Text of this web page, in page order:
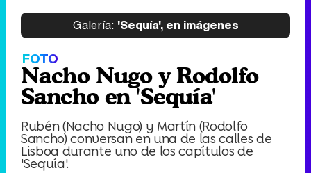
Galería: 'Sequía', en imágenes
FOTO
Nacho Nugo y Rodolfo
Sancho en 'Sequía'
Rubén (Nacho Nugo) y Martín (Rodolfo
Sancho) conversan en una de las calles de
Lisboa durante uno de los capítulos de
'Sequía'.